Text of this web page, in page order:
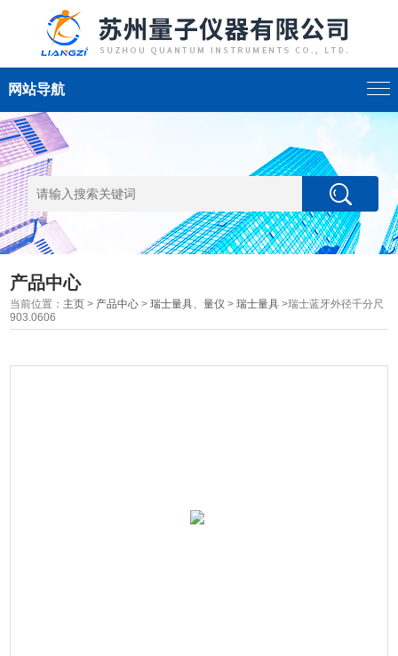
网站导航
产品中心
当前位置： 主页 > 产品中心 >瑞士量具、量仪 >瑞士量具 >瑞士蓝牙外径千分尺
903.0606